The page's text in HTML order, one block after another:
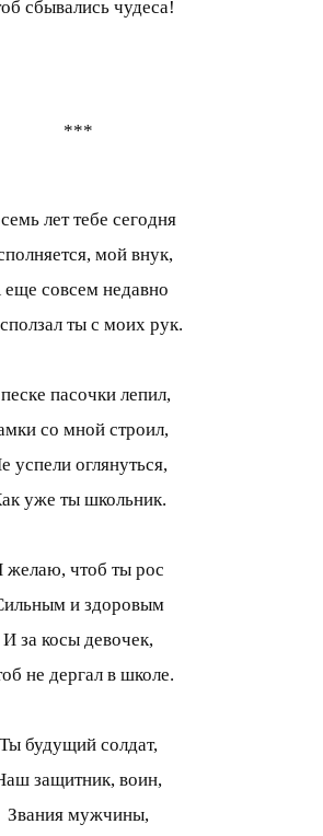
сбывались чудеса!
***
лет тебе сегодня
мой внук,
совсем недавно
ты с моих рук.
пасочки лепил,
со мной строил,
успели оглянуться,
уже ты школьник.
желаю, чтоб ты рос
и здоровым
И за косы девочек,
не дергал в школе.
Ты будущий солдат,
защитник, воин,
Звания мужчины,